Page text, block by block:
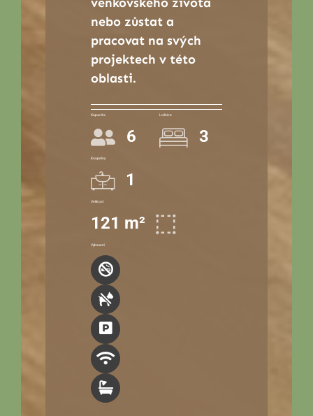
nebo zůstat a
pracovat na svých
projektech v této
oblasti.
Kapacita
6
Ložnice
3
Koupelny
1
Velikost
121 m²
Vybavení